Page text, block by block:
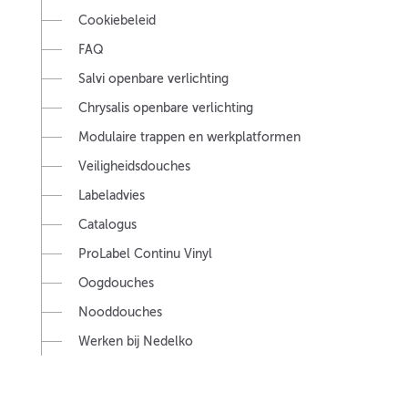
Cookiebeleid
FAQ
Salvi openbare verlichting
Chrysalis openbare verlichting
Modulaire trappen en werkplatformen
Veiligheidsdouches
Labeladvies
Catalogus
ProLabel Continu Vinyl
Oogdouches
Nooddouches
Werken bij Nedelko